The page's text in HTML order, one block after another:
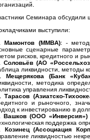
Семинара обсудили
выступили:
Мамонтов (ММВА): -
сценарные
рисков, кредитного и
Соловьёв (АО
ликвидности, методы
Мещерякова (Банк
методика
управления
Тарасов (Азиатско-
и рыночного,
к инвестированию в
Вашков (ООО «Инверсия»)
поддержка
Козинец (Ассоциация
ликвидностью